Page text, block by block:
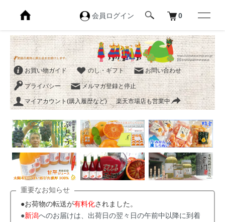
会員ログイン 0
お買い物ガイド のし・ギフト お問い合わせ
プライバシー メルマガ登録と停止
マイアカウント(購入履歴など) 楽天市場店も営業中
重要なお知らせ
●お荷物の転送が有料化されました。
●新潟へのお届けは、出荷日の翌々日の午前中以降に到着